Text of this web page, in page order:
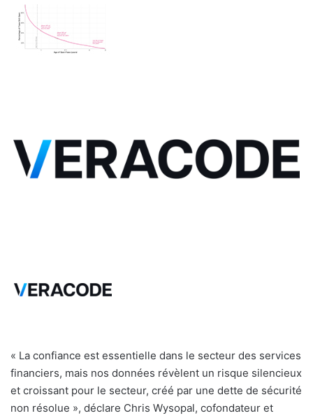
« La confiance est essentielle dans le secteur des services
financiers, mais nos données révèlent un risque silencieux
et croissant pour le secteur, créé par une dette de sécurité
non résolue », déclare Chris Wysopal, cofondateur et